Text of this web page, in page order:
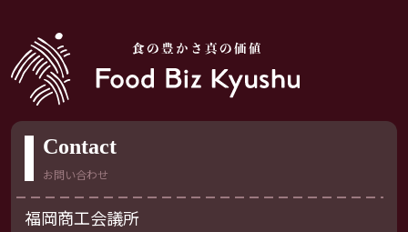
Contact
お問い合わせ
福岡商工会議所